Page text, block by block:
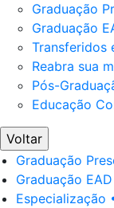
Graduação
Graduação
Transferidos
Reabra sua
Pós-
Educação
Voltar
Graduação
Graduação EAD
Especialização